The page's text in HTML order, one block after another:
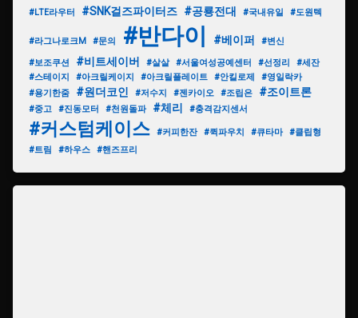
#LTE라우터
#SNK걸즈파이터즈 #공룡전대 #국내유일 #도원텍
#라그나로크M #문의 #반다이 #베이퍼 #변신
#보조쿠션 #비트세이버 #살살 #서울여성공예센터 #선정리
#세잔
#스테이지
#아크릴케이지 #아크릴플레이트 #안킬로제
#영일락카
#용기한줌
#원더코인 #저수지 #젠카이오 #조립은 #조이트론
#중고 #진동모터 #천원돌파 #체리 #충격감지센서
#커스텀케이스 #커피한잔 #퀵파우치 #큐타마
#클립형
#트림
#하우스 #핸즈프리